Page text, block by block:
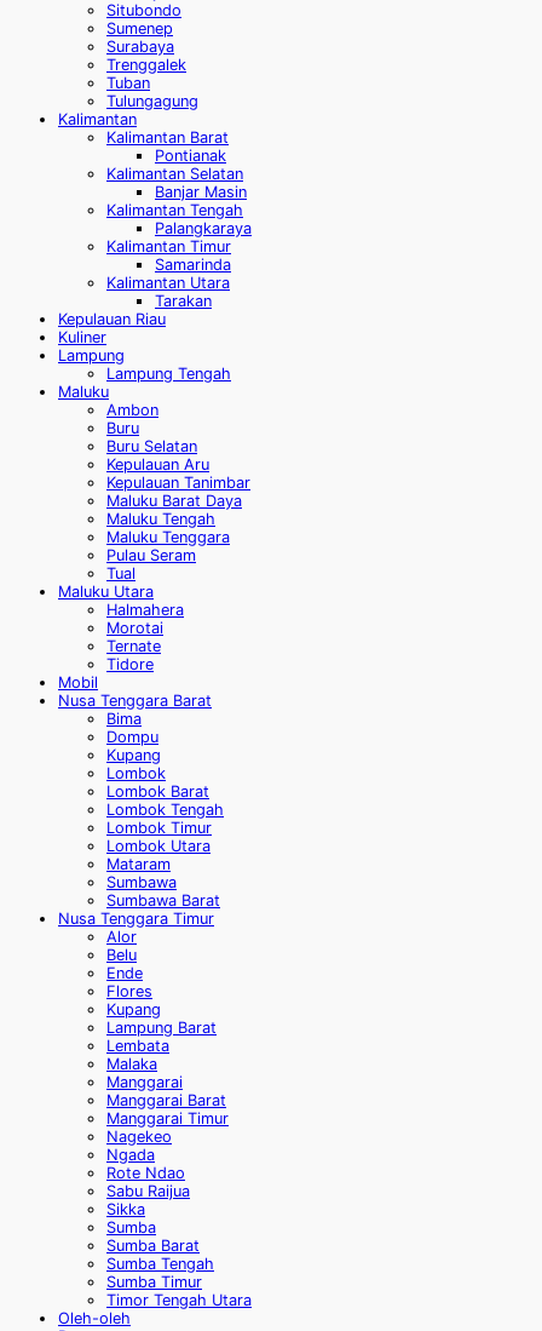
Situbondo
Sumenep
Surabaya
Trenggalek
Tuban
Tulungagung
Kalimantan
Kalimantan Barat
Pontianak
Kalimantan Selatan
Banjar Masin
Kalimantan Tengah
Palangkaraya
Kalimantan Timur
Samarinda
Kalimantan Utara
Tarakan
Kepulauan Riau
Kuliner
Lampung
Lampung Tengah
Maluku
Ambon
Buru
Buru Selatan
Kepulauan Aru
Kepulauan Tanimbar
Maluku Barat Daya
Maluku Tengah
Maluku Tenggara
Pulau Seram
Tual
Maluku Utara
Halmahera
Morotai
Ternate
Tidore
Mobil
Nusa Tenggara Barat
Bima
Dompu
Kupang
Lombok
Lombok Barat
Lombok Tengah
Lombok Timur
Lombok Utara
Mataram
Sumbawa
Sumbawa Barat
Nusa Tenggara Timur
Alor
Belu
Ende
Flores
Kupang
Lampung Barat
Lembata
Malaka
Manggarai
Manggarai Barat
Manggarai Timur
Nagekeo
Ngada
Rote Ndao
Sabu Raijua
Sikka
Sumba
Sumba Barat
Sumba Tengah
Sumba Timur
Timor Tengah Utara
Oleh-oleh